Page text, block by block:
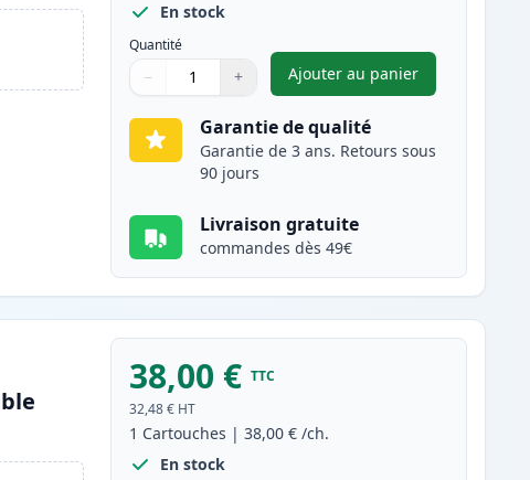
En stock
Quantité
Quantité
Utilisez les boutons pour ajuster
− +
Quantité
Ajouter au panier
,Brother TN2420 toner
Garantie de qualité
Garantie de 3 ans. Retours sous
90 jours
Livraison gratuite
commandes dès 49€
38,00 € TTC
32,48 € HT
1 Cartouches |38,00 € /ch.
En stock